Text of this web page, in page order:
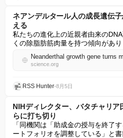
ネアンデルタール人の成長遺伝
える
私たちの進化上の近親者由来の
くの除脂肪筋肉量を持つ傾向があり
science.org
RSS Hunter•8月5日
NIHディレクター、バタチャリア
らに打ち切り
「同機関は「助成金の授与を終了
ートフォリオを調整している」と書